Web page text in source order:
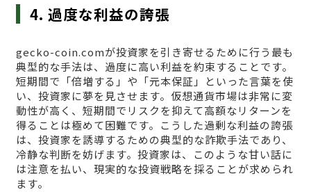
4. 過度な利益の誇張
gecko-coin.comが投資家を引き寄せるために行う最も
典型的な手法は、過度に高い利益を約束することです。
短期間で「倍増する」や「元本保証」といった言葉を使
い、投資家に夢を見させます。仮想通貨市場は非常に変
動性が高く、短期間でリスクを抑えて高額なリターンを
得ることは極めて困難です。こうした過剰な利益の誇張
は、投資家を誘導するための典型的な詐欺手法であり、
冷静な判断を妨げます。投資家は、このような甘い話に
は注意を払い、現実的な投資戦略を採ることが求められ
ます。